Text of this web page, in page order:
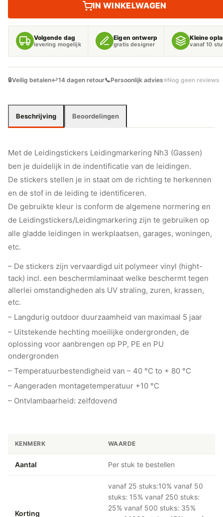
IN WINKELWAGEN
Volgende dag
levering mogelijk
Eigen ontwerp
gratis designer
Kleine
vanaf 10
🔒Veilig betalen↩️14 dagen retour📞Persoonlijk advies⭐Nog geen reviews
Beschrijving Beoordelingen
Met de Leidingstickers Leidingmarkering Nh3 (Gassen)
ben je duidelijk in de indentificatie van de leidingen.
De stickers stellen je in staat om de richting te herkennen
en de stof in de leiding te identificeren.
De gebruikte kleur is conform de algemene normering en
de Leidingstickers/Leidingmarkering zijn te gebruiken op
alle gladde leidingen in werkplaatsen, garages, woningen,
etc.
– De stickers zijn vervaardigd uit polymeer vinyl (hight-
tack) incl. een beschermlaminaat welke beschermt tegen
allerlei omstandigheden als UV straling, zuren, krassen,
etc.
– Langdurig outdoor duurzaamheid van maximaal 5 jaar
– Uitstekende hechting moeilijke ondergronden, de
oplossing voor aanbrengen op PP, PE en PU
ondergronden
– Temperatuurbestendigheid van – 40 °C to + 80 °C
– Aangeraden montagetemperatuur +10 °C
– Ontvlambaarheid: zelfdovend
KENMERK WAARDE
Aantal Per stuk te bestellen
Korting
vanaf 25 stuks:10% vanaf 50
stuks: 15% vanaf 250 stuks:
25% vanaf 500 stuks: 35%